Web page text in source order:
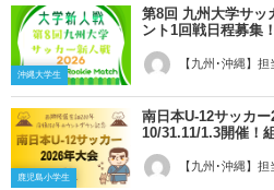
沖縄大学生
第8回 九州大学サ
ント1回戦日程募集
【九州･沖縄】担
鹿児島小学生
南日本U-12サッカ
10/31.11/1.3開催！
【九州･沖縄】担